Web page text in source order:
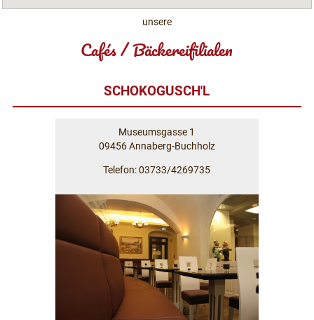
unsere
Cafés / Bäckereifilialen
SCHOKOGUSCH'L
Museumsgasse 1
09456 Annaberg-Buchholz
Telefon: 03733/4269735